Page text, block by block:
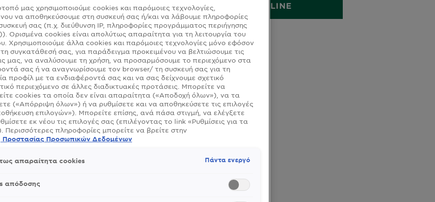
SLIDE 1SLIDE 2SLIDE 3
ΑΓΟΡΑ ONLINE
μας χρησιμοποιούμε cookies και παρόμοιες τεχνολογίες,
να αποθηκεύσουμε στη συσκευή σας ή/και να λάβουμε πληροφορίες
σας (π.χ. διεύθυνση IP, πληροφορίες προγράμματος περιήγησης
Ορισμένα cookies είναι απολύτως απαραίτητα για τη λειτουργία του
Χρησιμοποιούμε άλλα cookies και παρόμοιες τεχνολογίες μόνο εφόσον
συγκατάθεσή σας, για παράδειγμα προκειμένου να βελτιώσουμε τις
μας, να αναλύσουμε τη χρήση, να προσαρμόσουμε το περιεχόμενο στα
σας ή να αναγνωρίσουμε τον browser/ τη συσκευή σας για τη
προφίλ με τα ενδιαφέροντά σας και να σας δείχνουμε σχετικό
περιεχόμενο σε άλλες διαδικτυακές προτάσεις. Μπορείτε να
cookies τα οποία δεν είναι απαραίτητα («Αποδοχή όλων»), να τα
(«Απόρριψη όλων») ή να ρυθμίσετε και να αποθηκεύσετε τις επιλογές
επιλογών»). Μπορείτε επίσης, ανά πάσα στιγμή, να ελέγξετε
εκ νέου τις επιλογές σας (επιλέγοντας το link «Ρυθμίσεις για τα
Περισσότερες πληροφορίες μπορείτε να βρείτε στην
Προστασίας Προσωπικών Δεδομένων
απαραίτητα cookies Πάντα ενεργό
απόδοσης